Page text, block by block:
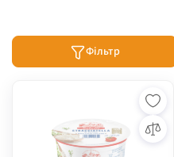
Фільтр